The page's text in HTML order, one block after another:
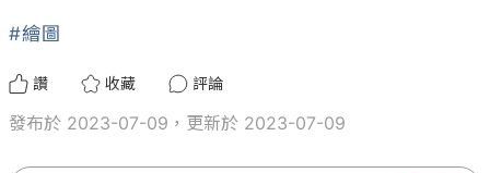
#繪圖
讚 收藏
評論
發布於 2023-07-09，更新於 2023-07-09